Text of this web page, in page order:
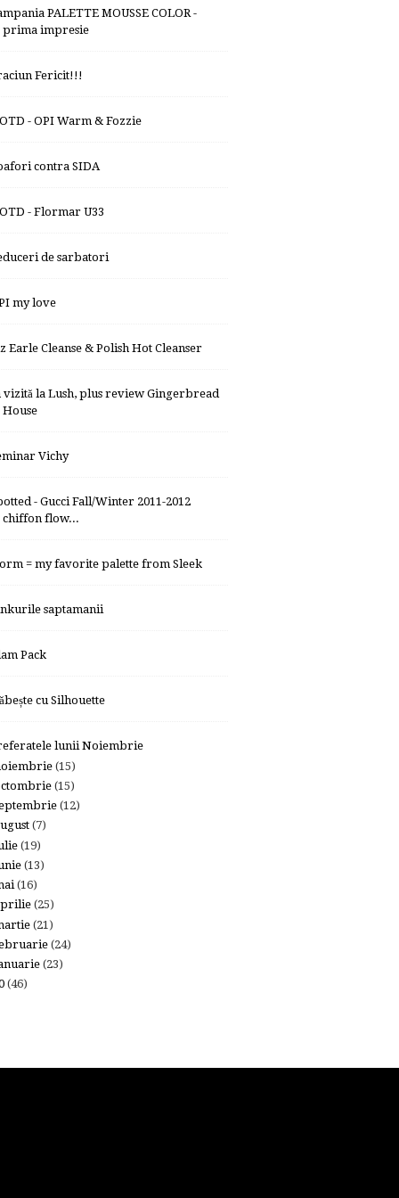
PALETTE MOUSSE COLOR -
prima impresie
Fericit!!!
- OPI Warm & Fozzie
contra SIDA
- Flormar U33
de sarbatori
my love
Earle Cleanse & Polish Hot Cleanser
vizită la Lush, plus review Gingerbread
House
Vichy
- Gucci Fall/Winter 2011-2012
chiffon flow...
= my favorite palette from Sleek
saptamanii
Pack
cu Silhouette
lunii Noiembrie
(15)
(15)
(12)
(7)
(19)
(13)
(16)
(25)
(21)
(24)
(23)
(46)